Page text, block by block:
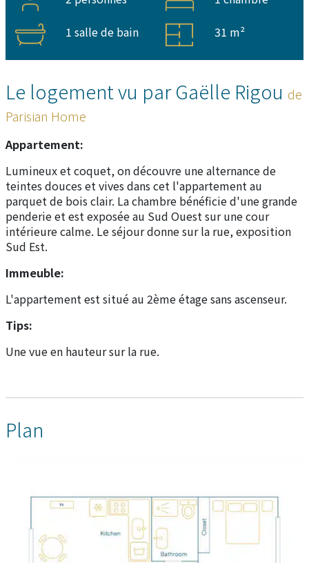
1 salle de bain
31 m²
Le logement vu par Gaëlle Rigou de
Parisian Home
Appartement:
Lumineux et coquet, on découvre une alternance de
teintes douces et vives dans cet l'appartement au
parquet de bois clair. La chambre bénéficie d'une grande
penderie et est exposée au Sud Ouest sur une cour
intérieure calme. Le séjour donne sur la rue, exposition
Sud Est.
Immeuble:
L'appartement est situé au 2ème étage sans ascenseur.
Tips:
Une vue en hauteur sur la rue.
Plan